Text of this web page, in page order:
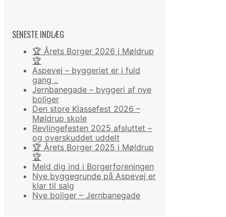
SENESTE INDLÆG
🏆 Årets Borger 2026 i Møldrup
🏆
Aspevej – byggeriet er i fuld
gang ..
Jernbanegade – byggeri af nye
boliger
Den store Klassefest 2026 –
Møldrup skole
Revlingefesten 2025 afsluttet –
og overskuddet uddelt
🏆 Årets Borger 2025 i Møldrup
🏆
Meld dig ind i Borgerforeningen
Nye byggegrunde på Aspevej er
klar til salg
Nye boliger – Jernbanegade